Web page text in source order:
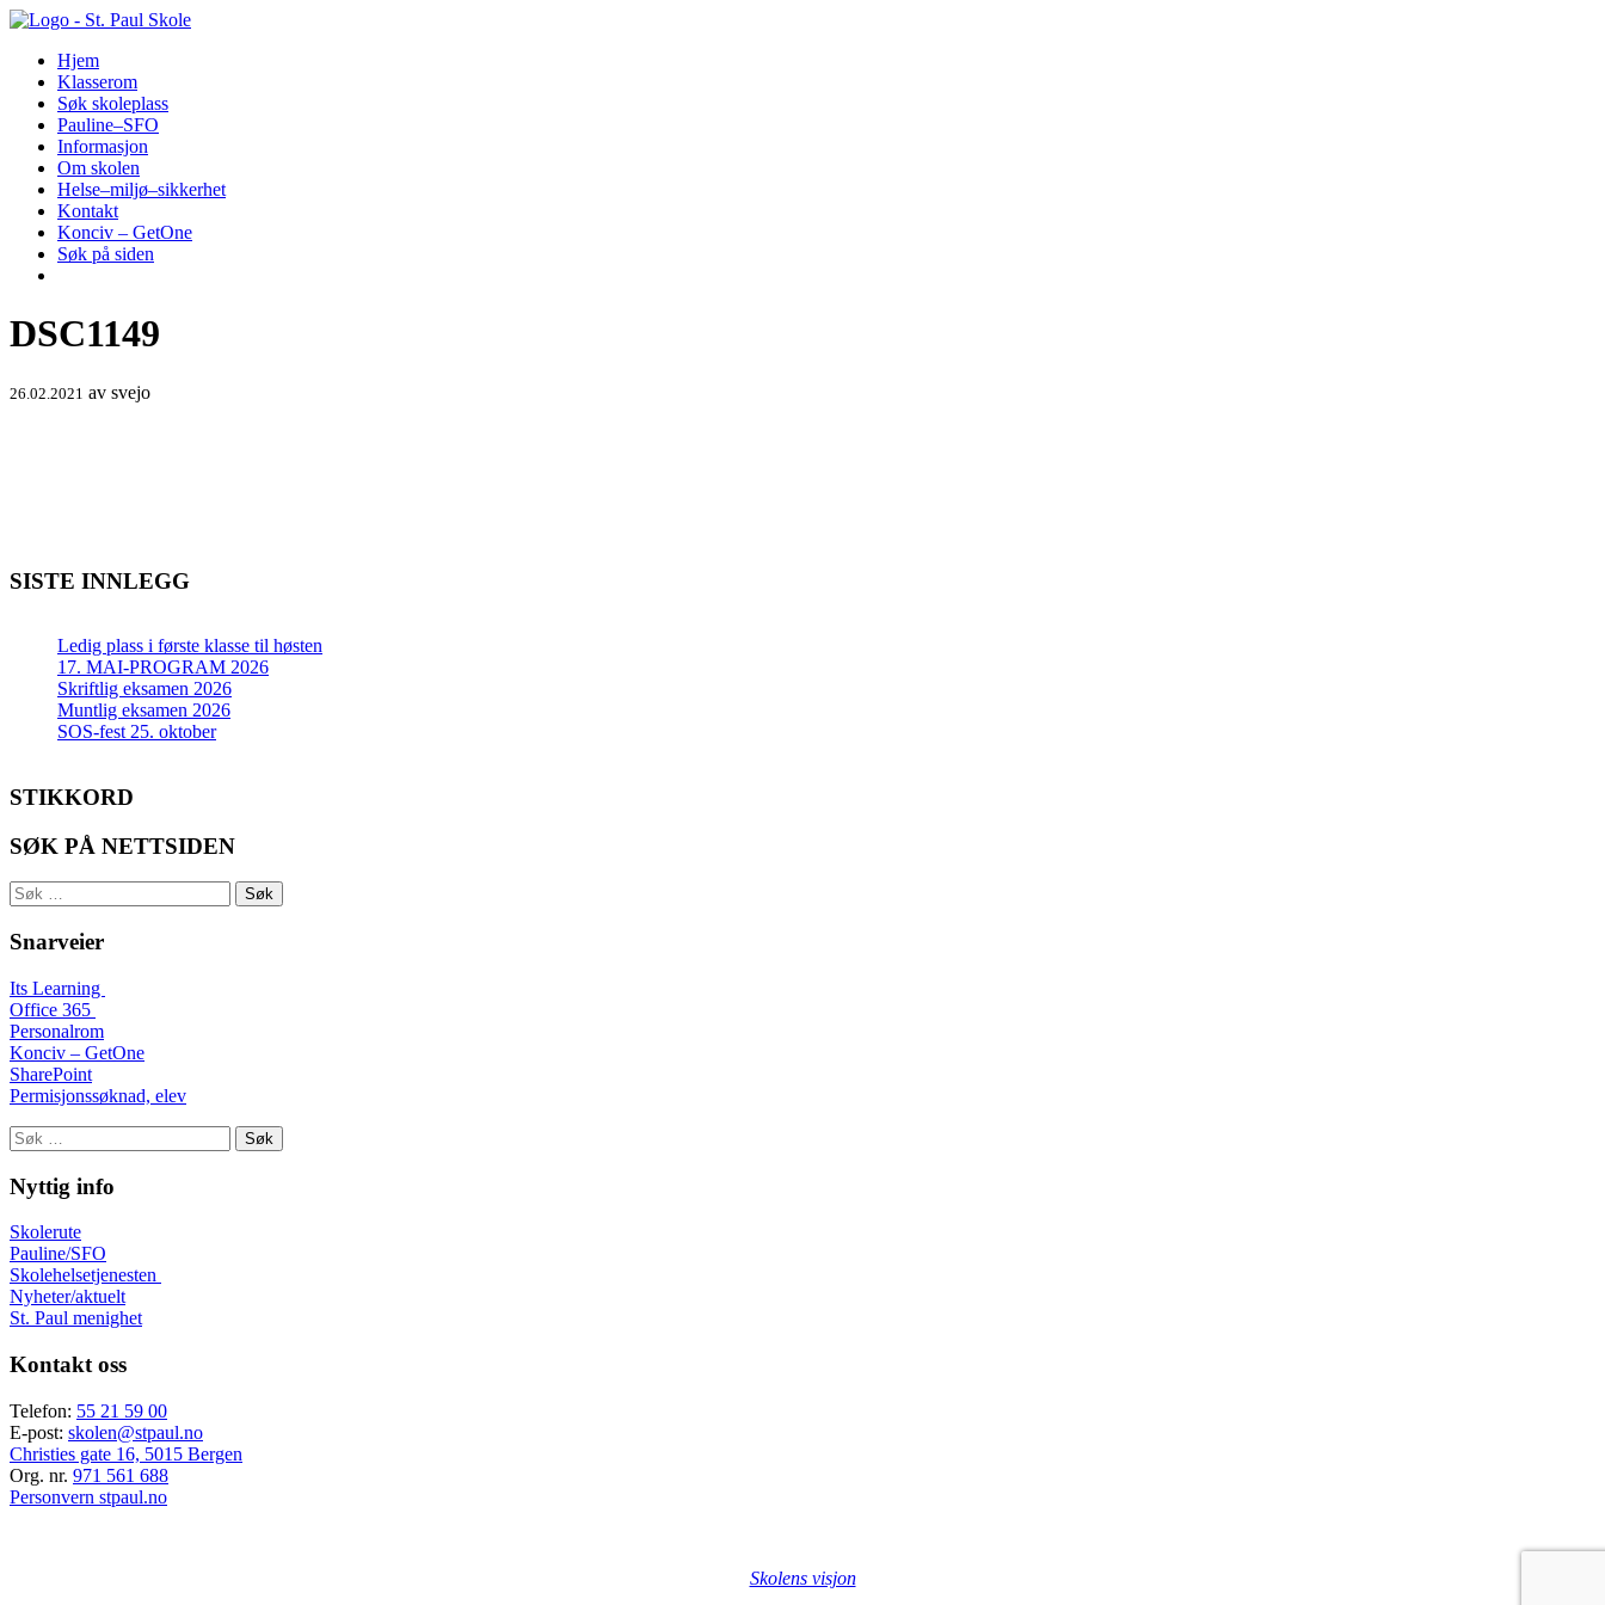
Hopp
innholdHjem
Klasserom
Søk skoleplass
Pauline–SFO
Informasjon
Om skolen
Helse–miljø–sikkerhet
Kontakt
Konciv – GetOne
Søk på siden
DSC1149
26.02.2021 av svejo
SISTE INNLEGG
Ledig plass i første klasse til høsten
17. MAI-PROGRAM 2026
Skriftlig eksamen 2026
Muntlig eksamen 2026
SOS-fest 25. oktober
STIKKORD
SØK PÅ NETTSIDEN
Søk
etter:
Snarveier
Its Learning
Office 365
Personalrom
Konciv – GetOne
SharePoint
Permisjonssøknad, elev
Søk
etter:
Nyttig info
Skolerute
Pauline/SFO
Skolehelsetjenesten
Nyheter/aktuelt
St. Paul menighet
Kontakt oss
Telefon: 55 21 59 00
E-post: skolen@stpaul.no
Christies gate 16, 5015 Bergen
Org. nr. 971 561 688
Personvern stpaul.no
Skolens visjon